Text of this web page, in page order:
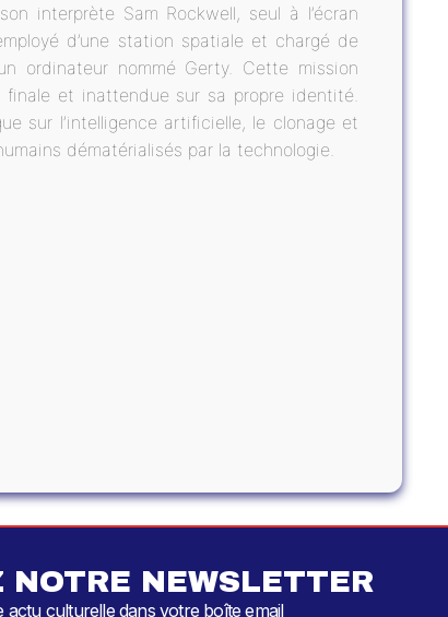
interprète Sam Rockwell, seul à l’écran
d’une station spatiale et chargé de
ordinateur nommé Gerty. Cette mission
et inattendue sur sa propre identité.
sur l’intelligence artificielle, le clonage et
dématérialisés par la technologie.
NOTRE NEWSLETTER
actu culturelle dans votre boîte email